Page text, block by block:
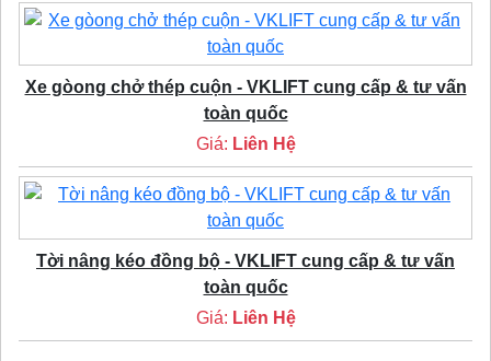
Xe gòong chở thép cuộn - VKLIFT cung cấp & tư vấn
toàn quốc
Giá: Liên Hệ
Tời nâng kéo đồng bộ - VKLIFT cung cấp & tư vấn
toàn quốc
Giá: Liên Hệ